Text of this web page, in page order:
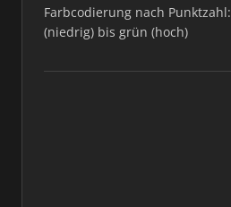
Farbcodierung nach Punktzahl:
(niedrig) bis grün (hoch)